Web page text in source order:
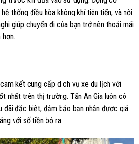
thống điều hòa không khí tiên tiến, và nội
giúp chuyến đi của bạn trở nên thoải mái
hơn.
kết cung cấp dịch vụ xe du lịch với
nhất trên thị trường. Tấn An Gia luôn có
đãi đặc biệt, đảm bảo bạn nhận được giá
với số tiền bỏ ra.